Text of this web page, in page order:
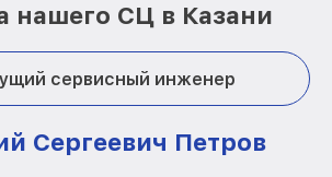
нашего СЦ в Казани
сервисный инженер
Сергеевич Петров